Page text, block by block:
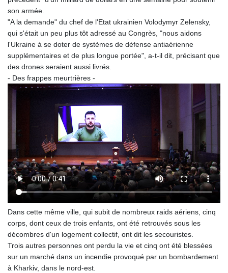
son armée.
"A la demande" du chef de l'Etat ukrainien Volodymyr Zelensky,
qui s'était un peu plus tôt adressé au Congrès, "nous aidons
l'Ukraine à se doter de systèmes de défense antiaérienne
supplémentaires et de plus longue portée", a-t-il dit, précisant que
des drones seraient aussi livrés.
- Des frappes meurtrières -
Dans cette même ville, qui subit de nombreux raids aériens, cinq
corps, dont ceux de trois enfants, ont été retrouvés sous les
décombres d'un logement collectif, ont dit les secouristes.
Trois autres personnes ont perdu la vie et cinq ont été blessées
sur un marché dans un incendie provoqué par un bombardement
à Kharkiv, dans le nord-est.